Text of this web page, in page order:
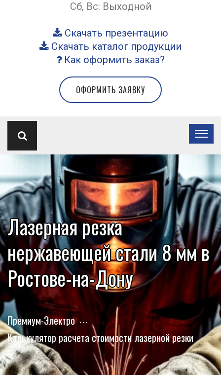
Сб, Вс: Выходной
Скачать презентацию
Скачать каталог продукции
Как оформить заказ?
ОФОРМИТЬ ЗАЯВКУ
Лазерная резка
нержавеющей стали 8 мм в
Ростове-на-Дону
Премиум-Электро
Калькулятор расчета стоимости лазерной резки